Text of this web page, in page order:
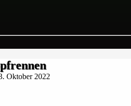
Oktober 2022